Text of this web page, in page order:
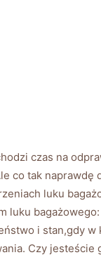
czas na
tak naprawdę
luku
luku
i ‌stan,gdy
Czy jesteście